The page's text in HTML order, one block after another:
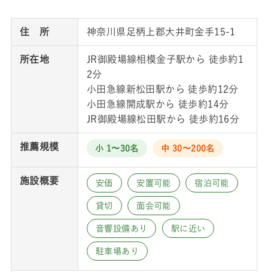
住 所 神奈川県足柄上郡大井町金手15-1
所在地
JR御殿場線相模金子駅から 徒歩約1
2分
小田急線新松田駅から 徒歩約12分
小田急線開成駅から 徒歩約14分
JR御殿場線松田駅から 徒歩約16分
推薦規模 小 1〜30名 中 30〜200名
施設概要 安価 安置可能 宿泊可能
貸切 面会可能
音響設備あり 駅に近い
駐車場あり